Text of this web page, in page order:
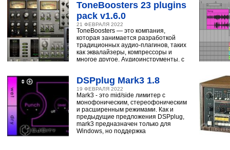
ToneBoosters 23 plugins
pack v1.6.0
21 ФЕВРАЛЯ 2022
ToneBoosters — это компания,
которая занимается разработкой
традиционных аудио-плагинов, таких
как эквалайзеры, компрессоры и
многое другое. Аудиоинструменты, с
DSPplug Mark3 1.8
19 ФЕВРАЛЯ 2022
Mark3 - это mid/side лимитер с
монофоническим, стереофоническим
и расширенным режимами. Как и
предыдущие предложения DSPplug,
mark3 предназначен только для
Windows, но поддержка